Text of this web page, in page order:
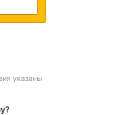
указаны